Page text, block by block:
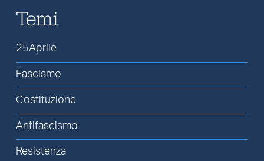
Temi
25Aprile
Fascismo
Costituzione
Antifascismo
Resistenza